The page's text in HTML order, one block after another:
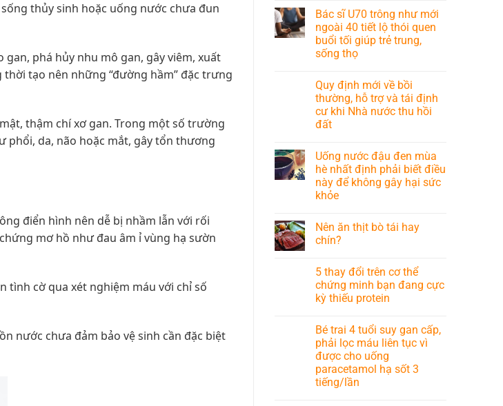
thủy sinh hoặc uống nước chưa đun
phá hủy nhu mô gan, gây viêm, xuất
tạo nên những “đường hầm” đặc trưng
thậm chí xơ gan. Trong một số trường
phổi, da, não hoặc mắt, gây tổn thương
điển hình nên dễ bị nhầm lẫn với rối
mơ hồ như đau âm ỉ vùng hạ sườn
tình cờ qua xét nghiệm máu với chỉ số
nước chưa đảm bảo vệ sinh cần đặc biệt
Bác sĩ U70 trông như mới
ngoài 40 tiết lộ thói quen
buổi tối giúp trẻ trung,
sống thọ
Quy định mới về bồi
thường, hỗ trợ và tái định
cư khi Nhà nước thu hồi
đất
Uống nước đậu đen mùa
hè nhất định phải biết điều
này để không gây hại sức
khỏe
Nên ăn thịt bò tái hay
chín?
5 thay đổi trên cơ thể
chứng minh bạn đang cực
kỳ thiếu protein
Bé trai 4 tuổi suy gan cấp,
phải lọc máu liên tục vì
được cho uống
paracetamol hạ sốt 3
tiếng/lần